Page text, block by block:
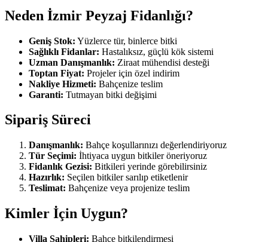
Neden İzmir Peyzaj Fidanlığı?
Geniş Stok: Yüzlerce tür, binlerce bitki
Sağlıklı Fidanlar: Hastalıksız, güçlü kök sistemi
Uzman Danışmanlık: Ziraat mühendisi desteği
Toptan Fiyat: Projeler için özel indirim
Nakliye Hizmeti: Bahçenize teslim
Garanti: Tutmayan bitki değişimi
Sipariş Süreci
Danışmanlık: Bahçe koşullarınızı değerlendiriyoruz
Tür Seçimi: İhtiyaca uygun bitkiler öneriyoruz
Fidanlık Gezisi: Bitkileri yerinde görebilirsiniz
Hazırlık: Seçilen bitkiler sarılıp etiketlenir
Teslimat: Bahçenize veya projenize teslim
Kimler İçin Uygun?
Villa Sahipleri: Bahçe bitkilendirmesi